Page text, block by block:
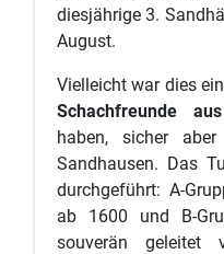
diesjährige 3.
August.
Vielleicht war dies
Schachfreunde
haben, sicher
Sandhausen. Das
durchgeführt: A-
ab 1600 und B-
souverän geleitet